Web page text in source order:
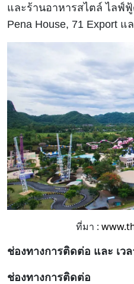
และร้านอาหารสไตล์ ไลฟ์ฟู้
Pena House, 71 Export แ
ที่มา :
ช่องทางการติดต่อ และ เว
ช่องทางการติดต่อ